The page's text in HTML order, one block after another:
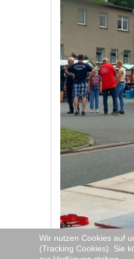
Wir nutzen Cookies auf
(Tracking Cookies). Sie